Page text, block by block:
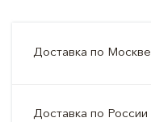
Доставка по Москве
Доставка по России